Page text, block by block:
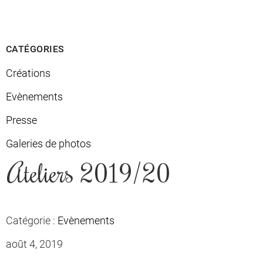
CATÉGORIES
Créations
Evènements
Presse
Galeries de photos
Ateliers 2019/20
Catégorie : Evènements
août 4, 2019